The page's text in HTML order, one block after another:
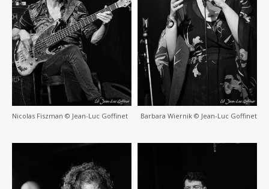
Nicolas Fiszman © Jean-Luc Goffinet Barbara Wiernik © Jean-Luc Goffinet